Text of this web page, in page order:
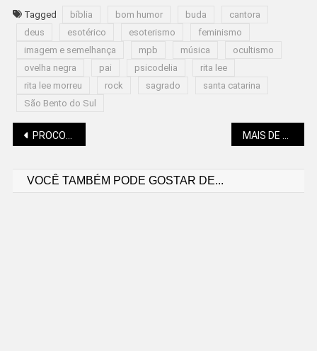
Tagged bíblia bom humor buda
cantora
deus
esotérico esoterismo
feminismo
imagem e semelhança
mpb música
ocultismo
ovelha negra
pai psicodelia
rita lee
rita lee morreu
rock sagrado
santa catarina
São Bento do Sul
Navegação
PROCON DE SÃO BENTO DO SUL TERÁ SEDE PRÓPRIA
VOCÊ TAMBÉM PODE GOSTAR DE...